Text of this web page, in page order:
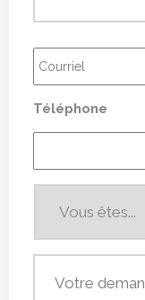
Courriel *
Téléphone
êtes...
*
demande *